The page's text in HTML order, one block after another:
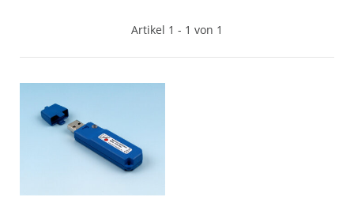
Artikel 1 - 1 von 1